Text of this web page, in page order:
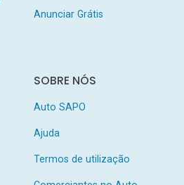
Anunciar Grátis
SOBRE NÓS
Auto SAPO
Ajuda
Termos de utilização